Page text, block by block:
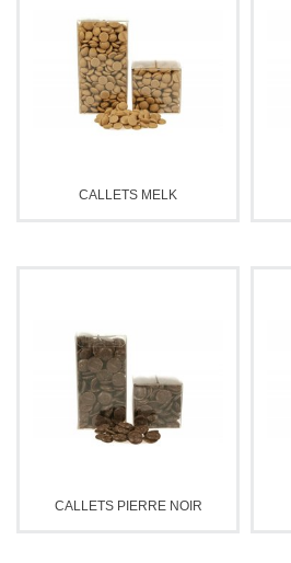
CALLETS MELK
CALLETS PIERRE NOIR